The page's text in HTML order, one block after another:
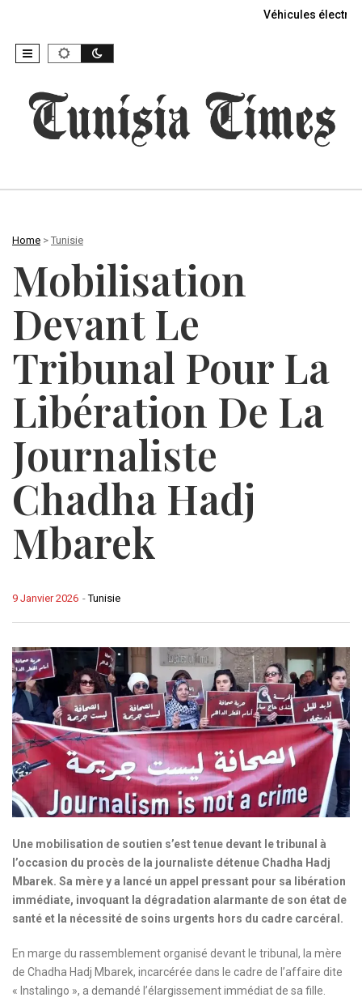
Véhicules
Home > Tunisie
Mobilisation
Devant Le
Tribunal Pour La
Libération De La
Journaliste
Chadha Hadj
Mbarek
-Tunisie
9 Janvier 2026
Une mobilisation de soutien s’est tenue devant le tribunal à
l’occasion du procès de la journaliste détenue Chadha Hadj
Mbarek. Sa mère y a lancé un appel pressant pour sa libération
immédiate, invoquant la dégradation alarmante de son état de
santé et la nécessité de soins urgents hors du cadre carcéral.
En marge du rassemblement organisé devant le tribunal, la mère
de Chadha Hadj Mbarek, incarcérée dans le cadre de l’affaire dite
« Instalingo », a demandé l’élargissement immédiat de sa fille.